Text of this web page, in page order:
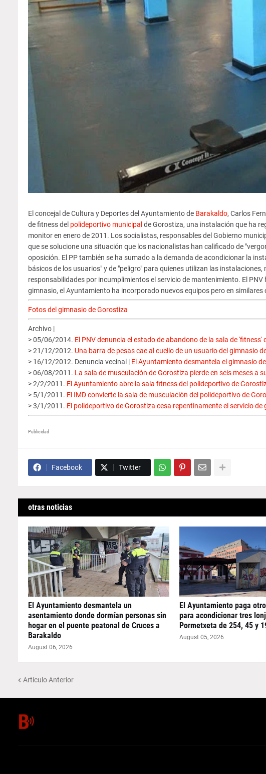
El concejal de Cultura y Deportes del Ayuntamiento de Barakaldo, Carlos
de fitness del polideportivo municipal de Gorostiza, una instalación que ha
monitor en enero de 2011. Los socialistas, responsables del Gobierno
que se solucione una situación que los nacionalistas han calificado de
oposición. El PP también se ha sumado a la demanda de acondicionar la
básicos de los usuarios" y de "peligro" para quienes utilizan las
responsabilidades por incumplimientos el servicio de mantenimiento. El
gimnasio, el Ayuntamiento ha incorporado nuevos equipos pero en
Fotos del gimnasio de Gorostiza
Archivo |
> 05/06/2014. El PNV denuncia el estado de abandono de la sala de
> 21/12/2012. Una barra de pesas cae al cuello de un usuario del gimnasio
> 16/12/2012. Denuncia vecinal | El Ayuntamiento desmantela el gimnasio
> 06/08/2011. La sala de musculación de Gorostiza pierde en seis meses a
> 2/2/2011. El Ayuntamiento abre la sala fitness del polideportivo de
> 5/1/2011. El IMD convierte la sala de musculación del polideportivo de
> 3/1/2011. El polideportivo de Gorostiza cesa repentinamente el servicio
Publicidad
Facebook Twitter
otras noticias
El Ayuntamiento desmantela un
asentamiento donde dormían personas sin
hogar en el puente peatonal de Cruces a
Barakaldo
August 06, 2026
El Ayuntamiento paga
para acondicionar tres
Pormetxeta de 254, 45 y
August 05, 2026
Artículo Anterior